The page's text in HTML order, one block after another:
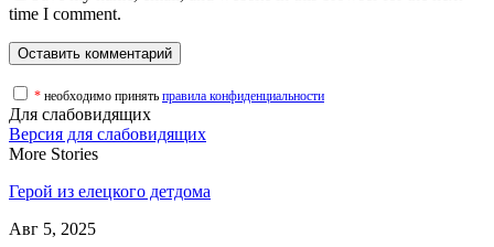
time I comment.
* необходимо принять правила конфиденциальности
Для слабовидящих
Версия для слабовидящих
More Stories
Герой из елецкого детдома
Авг 5, 2025